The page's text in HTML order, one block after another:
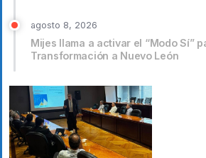
agosto 8, 2026
Mijes llama a activar el “Modo Sí”
Transformación a Nuevo León